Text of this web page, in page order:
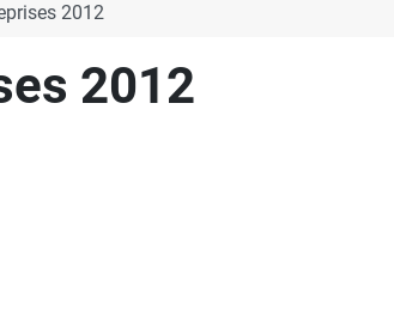
2012
2012